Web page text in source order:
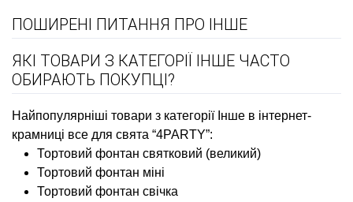
ПОШИРЕНІ ПИТАННЯ ПРО ІНШЕ
ЯКІ ТОВАРИ З КАТЕГОРІЇ ІНШЕ ЧАСТО
ОБИРАЮТЬ ПОКУПЦІ?
Найпопулярніші товари з категорії Інше в інтернет-
крамниці все для свята “4PARTY”:
Тортовий фонтан святковий (великий)
Тортовий фонтан міні
Тортовий фонтан свічка